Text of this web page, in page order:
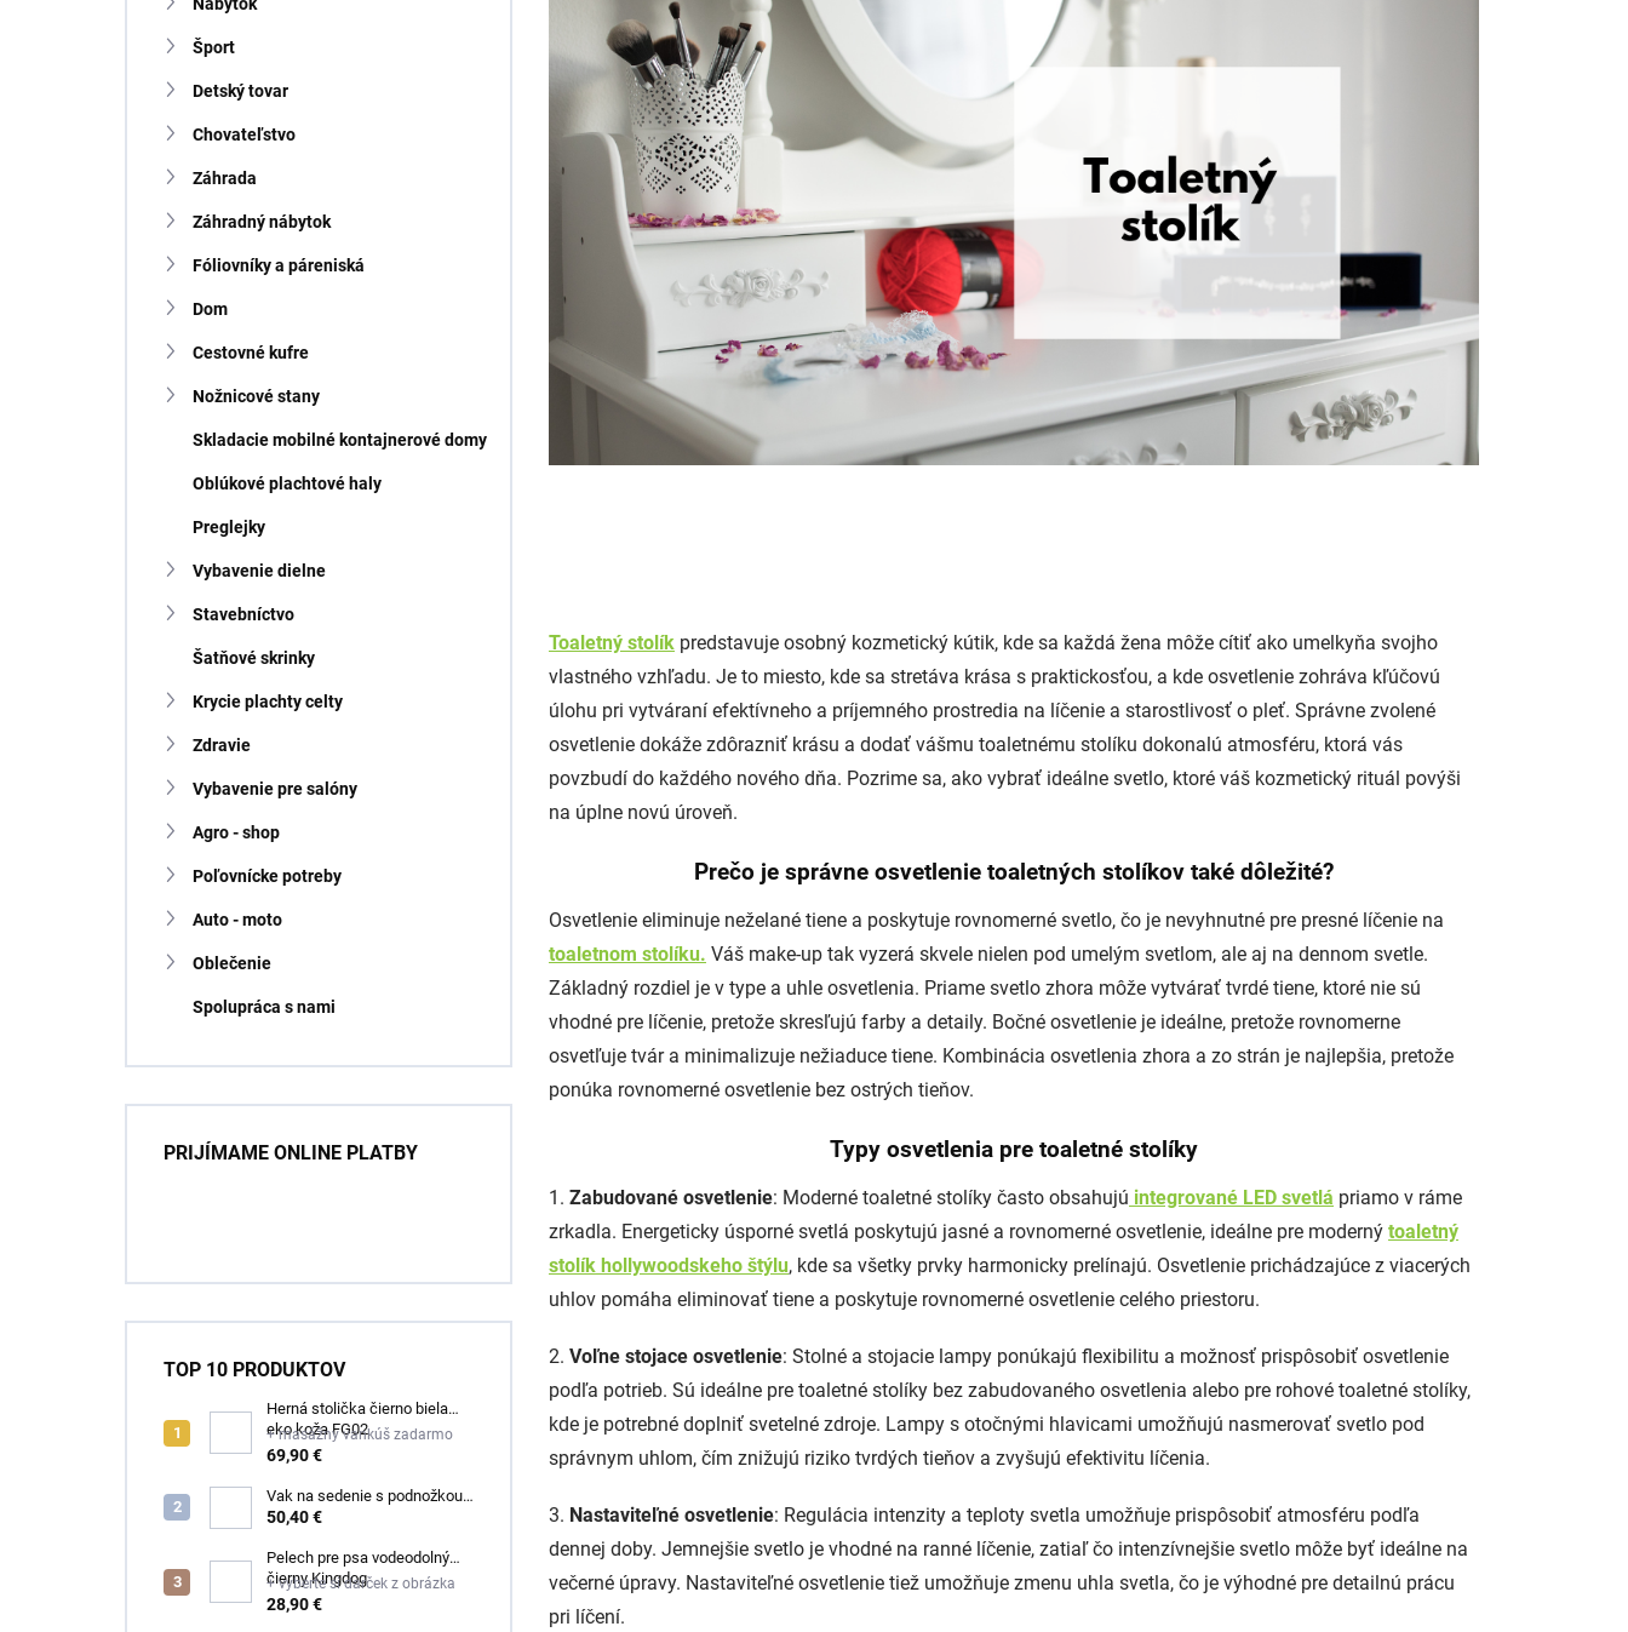
Šport
Detský tovar
Chovateľstvo
Záhrada
Záhradný nábytok
Fóliovníky a páreniská
Dom
Cestovné kufre
Nožnicové stany
Skladacie mobilné kontajnerové domy
Oblúkové plachtové haly
Preglejky
Vybavenie dielne
Stavebníctvo
Šatňové skrinky
Krycie plachty celty
Zdravie
Vybavenie pre salóny
Agro - shop
Poľovnícke potreby
Auto - moto
Oblečenie
Spolupráca s nami
PRIJÍMAME ONLINE PLATBY
TOP 10 PRODUKTOV
Herná stolička čierno biela
eko koža FG02
+ masážny vankúš zadarmo
69,90 €
Vak na sedenie s podnožkou
čierny ekokoža
50,40 €
Pelech pre psa vodeodolný
čierny Kingdog
+ vyberte si darček z obrázka
28,90 €
Toaletný stolík predstavuje osobný kozmetický kútik, kde sa každá žena môže cítiť ako umelkyňa svojho
vlastného vzhľadu. Je to miesto, kde sa stretáva krása s praktickosťou, a kde osvetlenie zohráva kľúčovú
úlohu pri vytváraní efektívneho a príjemného prostredia na líčenie a starostlivosť o pleť. Správne zvolené
osvetlenie dokáže zdôrazniť krásu a dodať vášmu toaletnému stolíku dokonalú atmosféru, ktorá vás
povzbudí do každého nového dňa. Pozrime sa, ako vybrať ideálne svetlo, ktoré váš kozmetický rituál povýši
na úplne novú úroveň.
Prečo je správne osvetlenie toaletných stolíkov také dôležité?
Osvetlenie eliminuje neželané tiene a poskytuje rovnomerné svetlo, čo je nevyhnutné pre presné líčenie na
toaletnom stolíku. Váš make-up tak vyzerá skvele nielen pod umelým svetlom, ale aj na dennom svetle.
Základný rozdiel je v type a uhle osvetlenia. Priame svetlo zhora môže vytvárať tvrdé tiene, ktoré nie sú
vhodné pre líčenie, pretože skresľujú farby a detaily. Bočné osvetlenie je ideálne, pretože rovnomerne
osvetľuje tvár a minimalizuje nežiaduce tiene. Kombinácia osvetlenia zhora a zo strán je najlepšia, pretože
ponúka rovnomerné osvetlenie bez ostrých tieňov.
Typy osvetlenia pre toaletné stolíky
1. Zabudované osvetlenie: Moderné toaletné stolíky často obsahujú integrované LED svetlá priamo v ráme
zrkadla. Energeticky úsporné svetlá poskytujú jasné a rovnomerné osvetlenie, ideálne pre moderný toaletný
stolík hollywoodskeho štýlu, kde sa všetky prvky harmonicky prelínajú. Osvetlenie prichádzajúce z viacerých
uhlov pomáha eliminovať tiene a poskytuje rovnomerné osvetlenie celého priestoru.
2. Voľne stojace osvetlenie: Stolné a stojacie lampy ponúkajú flexibilitu a možnosť prispôsobiť osvetlenie
podľa potrieb. Sú ideálne pre toaletné stolíky bez zabudovaného osvetlenia alebo pre rohové toaletné stolíky,
kde je potrebné doplniť svetelné zdroje. Lampy s otočnými hlavicami umožňujú nasmerovať svetlo pod
správnym uhlom, čím znižujú riziko tvrdých tieňov a zvyšujú efektivitu líčenia.
3. Nastaviteľné osvetlenie: Regulácia intenzity a teploty svetla umožňuje prispôsobiť atmosféru podľa
dennej doby. Jemnejšie svetlo je vhodné na ranné líčenie, zatiaľ čo intenzívnejšie svetlo môže byť ideálne na
večerné úpravy. Nastaviteľné osvetlenie tiež umožňuje zmenu uhla svetla, čo je výhodné pre detailnú prácu
pri líčení.